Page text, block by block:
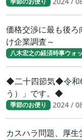
価格交渉に最も後
け企業調査～
八木宏之の経済時事ウォ
◆二十四節気◆令和
う）」です。◆
季節のお便り 2024 /
カスハラ問題、厚